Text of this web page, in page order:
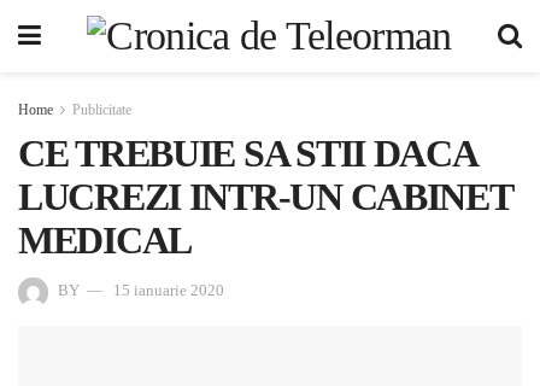
Home Publicitate
CE TREBUIE SA STII DACA
LUCREZI INTR-UN CABINET
MEDICAL
BY 15 ianuarie 2020